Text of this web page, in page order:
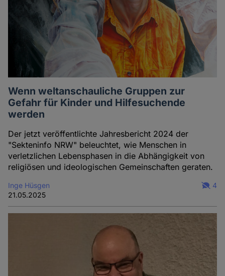
Wenn weltanschauliche Gruppen zur
Gefahr für Kinder und Hilfesuchende
werden
Der jetzt veröffentlichte Jahresbericht 2024 der
"Sekteninfo NRW" beleuchtet, wie Menschen in
verletzlichen Lebensphasen in die Abhängigkeit von
religiösen und ideologischen Gemeinschaften geraten.
Inge Hüsgen
21.05.2025
4